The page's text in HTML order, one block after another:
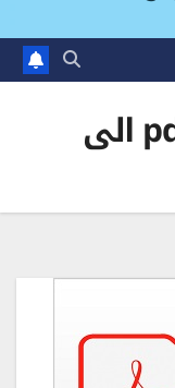
تحويل ملف pdf الى